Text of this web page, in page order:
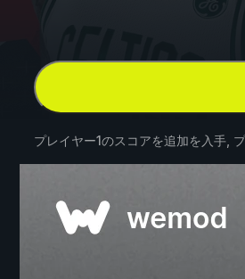
プレイヤー1のスコアを追加を入手,